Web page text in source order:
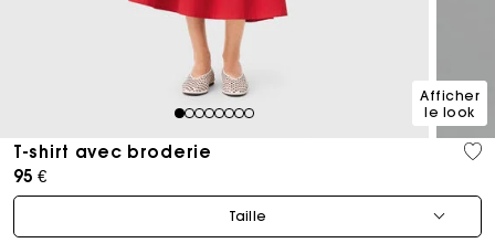
12345678
Afficher
le look
T-shirt avec broderie
95 €
Taille